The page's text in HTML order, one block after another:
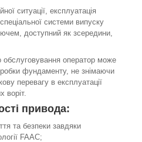
ситуації, експлуатація
системи випуску
доступний як зсередини,
обслуговування оператор може
фундаменту, не знімаючи
перевагу в експлуатації
воріт.
привода:
та безпеки завдяки
FAAC;